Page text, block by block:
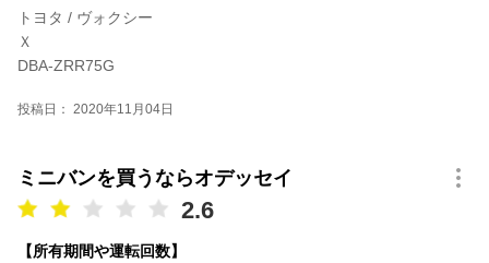
トヨタ / ヴォクシー
Ｘ
DBA-ZRR75G
投稿日： 2020年11月04日
ミニバンを買うならオデッセイ
2.6
【所有期間や運転回数】